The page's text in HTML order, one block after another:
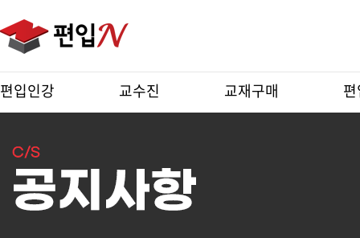
편입인강 교수진 교재구매